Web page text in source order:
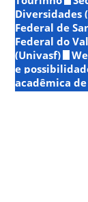
Diversidades
Federal de
Federal do
(Univasf)
e
acadêmica